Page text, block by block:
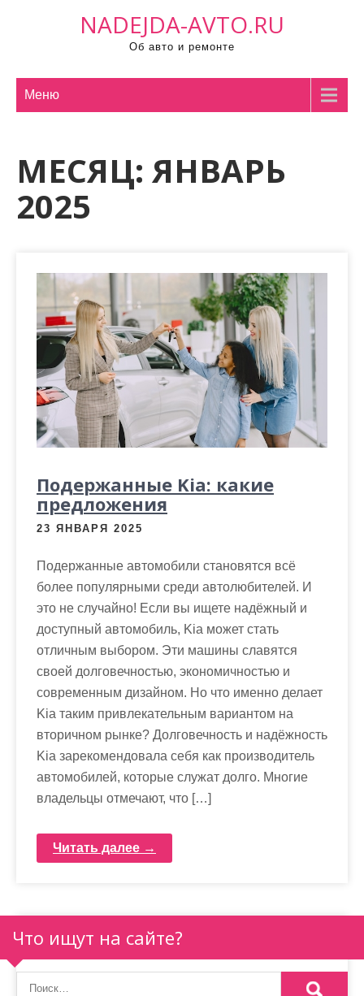
NADEJDA-AVTO.RU
Об авто и ремонте
Меню
МЕСЯЦ: ЯНВАРЬ
2025
Подержанные Kia: какие
предложения
23 ЯНВАРЯ 2025
Подержанные автомобили становятся всё
более популярными среди автолюбителей. И
это не случайно! Если вы ищете надёжный и
доступный автомобиль, Kia может стать
отличным выбором. Эти машины славятся
своей долговечностью, экономичностью и
современным дизайном. Но что именно делает
Kia таким привлекательным вариантом на
вторичном рынке? Долговечность и надёжность
Kia зарекомендовала себя как производитель
автомобилей, которые служат долго. Многие
владельцы отмечают, что […]
Читать далее →
Что ищут на сайте?